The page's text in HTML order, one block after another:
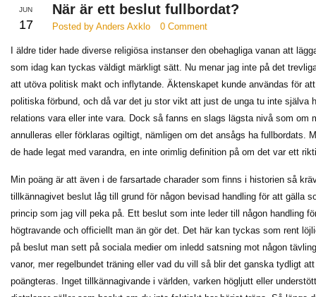
JUN
17
När är ett beslut fullbordat?
Posted by Anders Axklo 0 Comment
I äldre tider hade diverse religiösa instanser den obehagliga vanan att
som idag kan tyckas väldigt märkligt sätt. Nu menar jag inte på det
att utöva politisk makt och inflytande. Äktenskapet kunde användas för
politiska förbund, och då var det ju stor vikt att just de unga tu inte själva
relations vara eller inte vara. Dock så fanns en slags lägsta nivå som om
annulleras eller förklaras ogiltigt, nämligen om det ansågs ha fullbordats.
de hade legat med varandra, en inte orimlig definition på om det var ett
Min poäng är att även i de farsartade charader som finns i historien så
tillkännagivet beslut låg till grund för någon bevisad handling för att gälla
princip som jag vill peka på. Ett beslut som inte leder till någon handling
högtravande och officiellt man än gör det. Det här kan tyckas som rent
på beslut man sett på sociala medier om inledd satsning mot någon
vanor, mer regelbundet träning eller vad du vill så blir det ganska tydligt
poängteras. Inget tillkännagivande i världen, varken högljutt eller